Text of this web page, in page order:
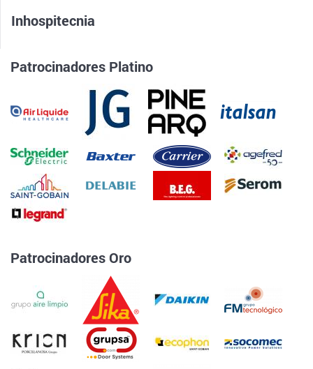
Inhospitecnia
Patrocinadores Platino
Patrocinadores Oro